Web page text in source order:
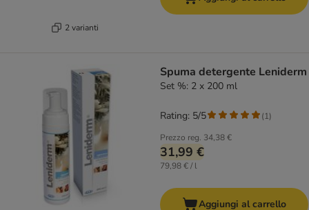
2 varianti
Spuma detergente Leniderm
Set %: 2 x 200 ml
Prezzo reg. 34,38 €
31,99 €
79,98 € / l
Rating: 5/5 (1)
Aggiungi al carrello